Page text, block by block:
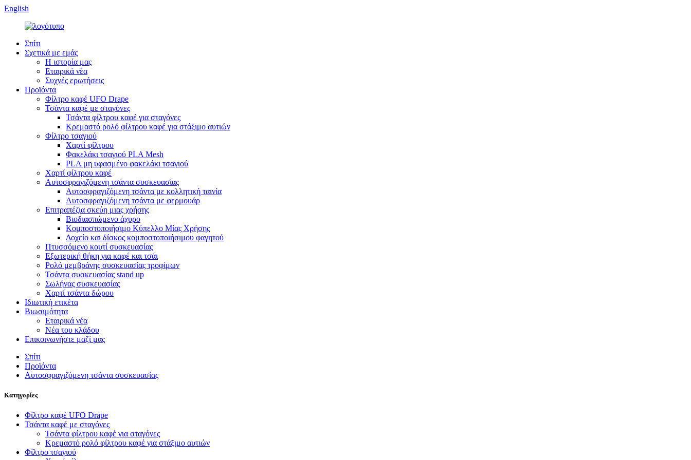
English
Σπίτι
Σχετικά με εμάς
Η ιστορία μας
Εταιρικά νέα
Συχνές ερωτήσεις
Προϊόντα
Φίλτρο καφέ UFO Drape
Τσάντα καφέ με σταγόνες
Τσάντα φίλτρου καφέ για σταγόνες
Κρεμαστό ρολό φίλτρου καφέ για στάξιμο αυτιών
Φίλτρο τσαγιού
Χαρτί φίλτρου
Φακελάκι τσαγιού PLA Mesh
PLA μη υφασμένο φακελάκι τσαγιού
Χαρτί φίλτρου καφέ
Αυτοσφραγιζόμενη τσάντα συσκευασίας
Αυτοσφραγιζόμενη τσάντα με κολλητική ταινία
Αυτοσφραγιζόμενη τσάντα με φερμουάρ
Επιτραπέζια σκεύη μιας χρήσης
Βιοδιασπώμενο άχυρο
Κομποστοποιήσιμο Κύπελλο Μίας Χρήσης
Δοχείο και δίσκος κομποστοποιήσιμου φαγητού
Πτυσσόμενο κουτί συσκευασίας
Εξωτερική θήκη για καφέ και τσάι
Ρολό μεμβράνης συσκευασίας τροφίμων
Τσάντα συσκευασίας stand up
Σωλήνας συσκευασίας
Χαρτί τσάντα δώρου
Ιδιωτική ετικέτα
Βιωσιμότητα
Εταιρικά νέα
Νέα του κλάδου
Επικοινωνήστε μαζί μας
Σπίτι
Προϊόντα
Αυτοσφραγιζόμενη τσάντα συσκευασίας
Κατηγορίες
Φίλτρο καφέ UFO Drape
Τσάντα καφέ με σταγόνες
Τσάντα φίλτρου καφέ για σταγόνες
Κρεμαστό ρολό φίλτρου καφέ για στάξιμο αυτιών
Φίλτρο τσαγιού